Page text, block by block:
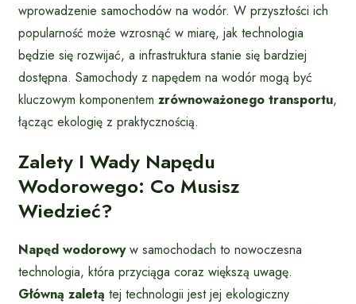
wprowadzenie samochodów na wodór. W przyszłości ich
popularność może wzrosnąć w miarę, jak technologia
będzie się rozwijać, a infrastruktura stanie się bardziej
dostępna. Samochody z napędem na wodór mogą być
kluczowym komponentem zrównoważonego transportu,
łącząc ekologię z praktycznością.
Zalety I Wady Napędu
Wodorowego: Co Musisz
Wiedzieć?
Napęd wodorowyw samochodach to nowoczesna
technologia, która przyciąga coraz większą uwagę.
Główną zaletą tej technologii jest jej ekologiczny